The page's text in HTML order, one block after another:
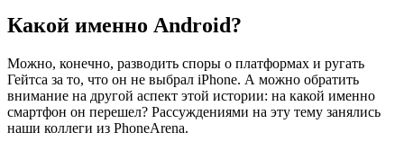
Какой именно Android?
Можно, конечно, разводить споры о платформах и ругать
Гейтса за то, что он не выбрал iPhone. А можно обратить
внимание на другой аспект этой истории: на какой именно
смартфон он перешел? Рассуждениями на эту тему занялись
наши коллеги из PhoneArena.